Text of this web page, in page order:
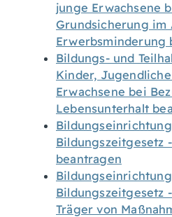
junge Erwachsene
Grundsicherung im
Erwerbsminderung
Bildungs- und
Kinder,
Erwachsene bei
Lebensunterhalt
Bildungszeitgesetz
beantragen
Bildungszeitgesetz
Träger von